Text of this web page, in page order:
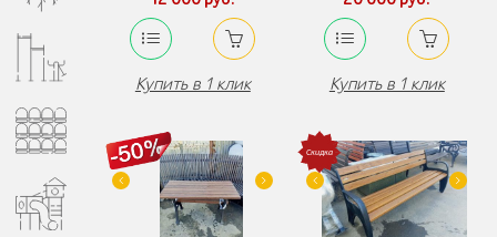
Купить в 1 клик Купить в 1 клик